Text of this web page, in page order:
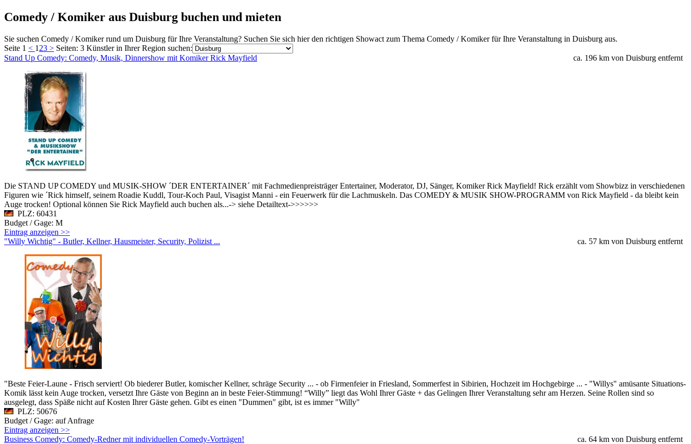
Comedy / Komiker aus Duisburg buchen und mieten
Sie suchen Comedy / Komiker rund um Duisburg für Ihre Veranstaltung? Suchen Sie sich hier den richtigen Showact zum Thema Comedy / Komiker für Ihre Veranstaltung in Duisburg aus.
Seite 1 < 1 23 > Seiten: 3 Künstler in Ihrer Region suchen:
ca. 196 km von Duisburg entfernt
Stand Up Comedy: Comedy, Musik, Dinnershow mit Komiker Rick Mayfield
Die STAND UP COMEDY und MUSIK-SHOW ´DER ENTERTAINER´ mit Fachmedienpreisträger Entertainer, Moderator, DJ, Sänger, Komiker Rick Mayfield! Rick erzählt vom Showbizz in verschiedenen
Figuren wie ´Rick himself, seinem Roadie Kuddl, Tour-Koch Paul, Visagist Manni - ein Feuerwerk für die Lachmuskeln. Das COMEDY & MUSIK SHOW-PROGRAMM von Rick Mayfield - da bleibt kein
Auge trocken! Optional können Sie Rick Mayfield auch buchen als...-> siehe Detailtext->>>>>>
PLZ: 60431
Budget / Gage: M
Eintrag anzeigen >>
ca. 57 km von Duisburg entfernt
"Willy Wichtig" - Butler, Kellner, Hausmeister, Security, Polizist ...
"Beste Feier-Laune - Frisch serviert! Ob biederer Butler, komischer Kellner, schräge Security ... - ob Firmenfeier in Friesland, Sommerfest in Sibirien, Hochzeit im Hochgebirge ... - "Willys" amüsante Situations-
Komik lässt kein Auge trocken, versetzt Ihre Gäste von Beginn an in beste Feier-Stimmung! “Willy” liegt das Wohl Ihrer Gäste + das Gelingen Ihrer Veranstaltung sehr am Herzen. Seine Rollen sind so
ausgelegt, dass Späße nicht auf Kosten Ihrer Gäste gehen. Gibt es einen "Dummen" gibt, ist es immer "Willy"
PLZ: 50676
Budget / Gage: auf Anfrage
Eintrag anzeigen >>
ca. 64 km von Duisburg entfernt
Business Comedy: Comedy-Redner mit individuellen Comedy-Vorträgen!